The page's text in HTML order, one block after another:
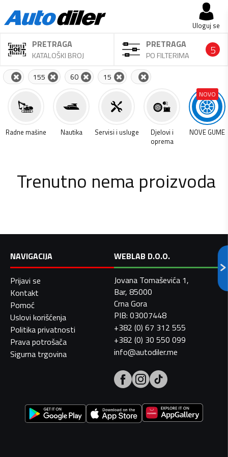
Uloguj se
PRETRAGA
KATALOŠKI BROJ
PRETRAGA
PO FILTERIMA 5
155 60 15
Radne mašine Nautika Servisi i usluge
Djelovi i
oprema
NOVO
NOVE GUME
Trenutno nema proizvoda
NAVIGACIJA
Prijavi se
Kontakt
Pomoć
Uslovi korišćenja
Politika privatnosti
Prava potrošača
Sigurna trgovina
WEBLAB D.O.O.
Jovana Tomaševića 1,
Bar, 85000
Crna Gora
PIB: 03007448
+382 (0) 67 312 555
+382 (0) 30 550 099
info@autodiler.me